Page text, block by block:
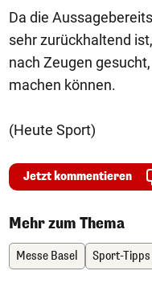
Da die
sehr zurückhaltend
nach Zeugen
machen können.
(Heute Sport)
Jetzt kommentieren
Mehr zum Thema
Messe Basel Sport-Tipps